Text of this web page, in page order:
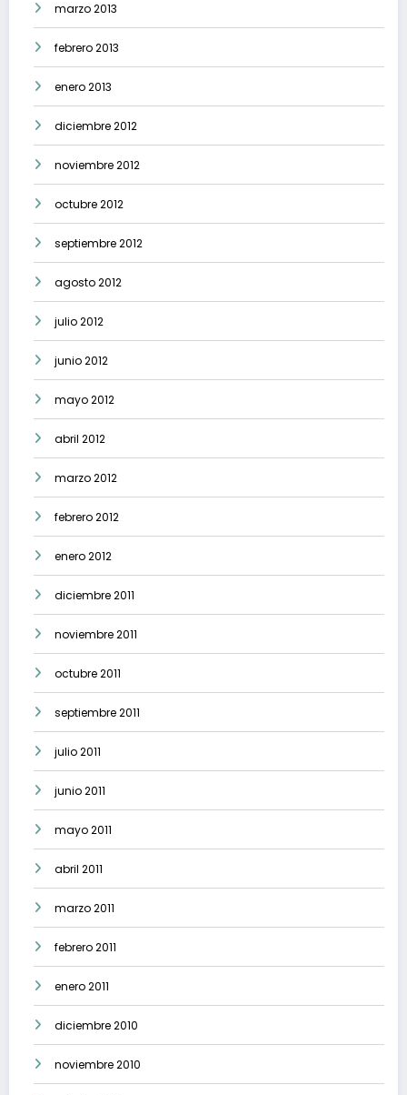
marzo 2013
febrero 2013
enero 2013
diciembre 2012
noviembre 2012
octubre 2012
septiembre 2012
agosto 2012
julio 2012
junio 2012
mayo 2012
abril 2012
marzo 2012
febrero 2012
enero 2012
diciembre 2011
noviembre 2011
octubre 2011
septiembre 2011
julio 2011
junio 2011
mayo 2011
abril 2011
marzo 2011
febrero 2011
enero 2011
diciembre 2010
noviembre 2010